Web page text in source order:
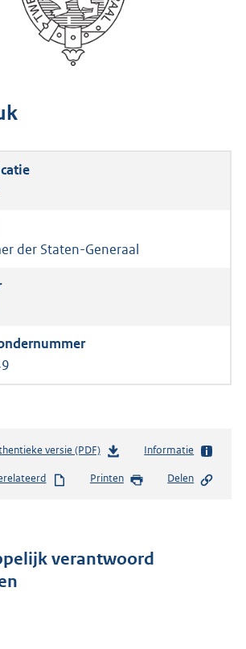
der Staten-Generaal
versie (PDF)b
s
d
s
Informatie
Printen Delen
verantwoord